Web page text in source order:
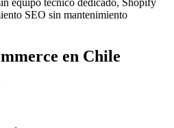
equipo técnico dedicado, Shopify
SEO sin mantenimiento
en Chile